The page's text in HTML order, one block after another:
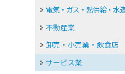
電気・ガス・熱供給・水
不動産業
卸売・小売業・飲食店
サービス業